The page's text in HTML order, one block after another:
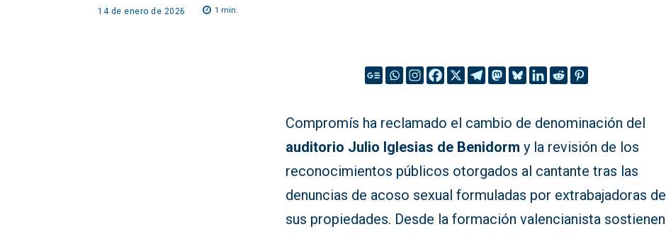
14 de enero de 2026 1 min.
Compromís ha reclamado el cambio de denominación del
auditorio Julio Iglesias de Benidorm y la revisión de los
reconocimientos públicos otorgados al cantante tras las
denuncias de acoso sexual formuladas por extrabajadoras de
sus propiedades. Desde la formación valencianista sostienen